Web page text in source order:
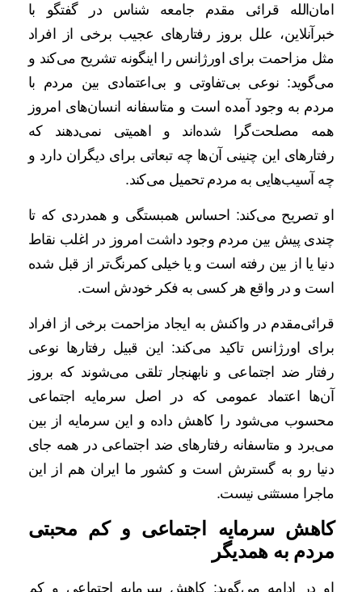
امان‌الله قرائی مقدم جامعه شناس در گفتگو با
خبرآنلاین، علل بروز رفتارهای عجیب برخی از افراد
مثل مزاحمت برای اورژانس را اینگونه تشریح می‌کند و
می‌گوید: نوعی بی‌تفاوتی و بی‌اعتمادی بین مردم با
مردم به وجود آمده است و متاسفانه انسان‌های امروز
همه مصلحت‌گرا شده‌اند و اهمیتی نمی‌دهند که
رفتارهای این چنینی آن‌ها چه تبعاتی برای دیگران دارد و
چه آسیب‌هایی به مردم تحمیل می‌کند.
او تصریح می‌کند: احساس همبستگی و همدردی که تا
چندی پیش بین مردم وجود داشت امروز در اغلب نقاط
دنیا یا از بین رفته است و یا خیلی کمرنگ‌تر از قبل شده
است و در واقع هر کسی به فکر خودش است.
قرائی‌مقدم در واکنش به ایجاد مزاحمت برخی از افراد
برای اورژانس تاکید می‌کند: این قبیل رفتارها نوعی
رفتار ضد اجتماعی و نابهنجار تلقی می‌شوند که بروز
آن‌ها اعتماد عمومی که در اصل سرمایه اجتماعی
محسوب می‌شود را کاهش داده و این سرمایه از بین
می‌برد و متاسفانه رفتارهای ضد اجتماعی در همه جای
دنیا رو به گسترش است و کشور ما ایران هم از این
ماجرا مستثنی نیست.
کاهش سرمایه اجتماعی و کم محبتی
مردم به همدیگر
او در ادامه می‌گوید: کاهش سرمایه اجتماعی و کم